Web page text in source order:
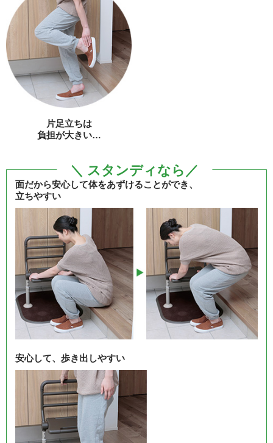
片足立ちは
負担が大きい…
＼ スタンディなら／
面だから安心して体をあずけることができ、
立ちやすい
安心して、歩き出しやすい